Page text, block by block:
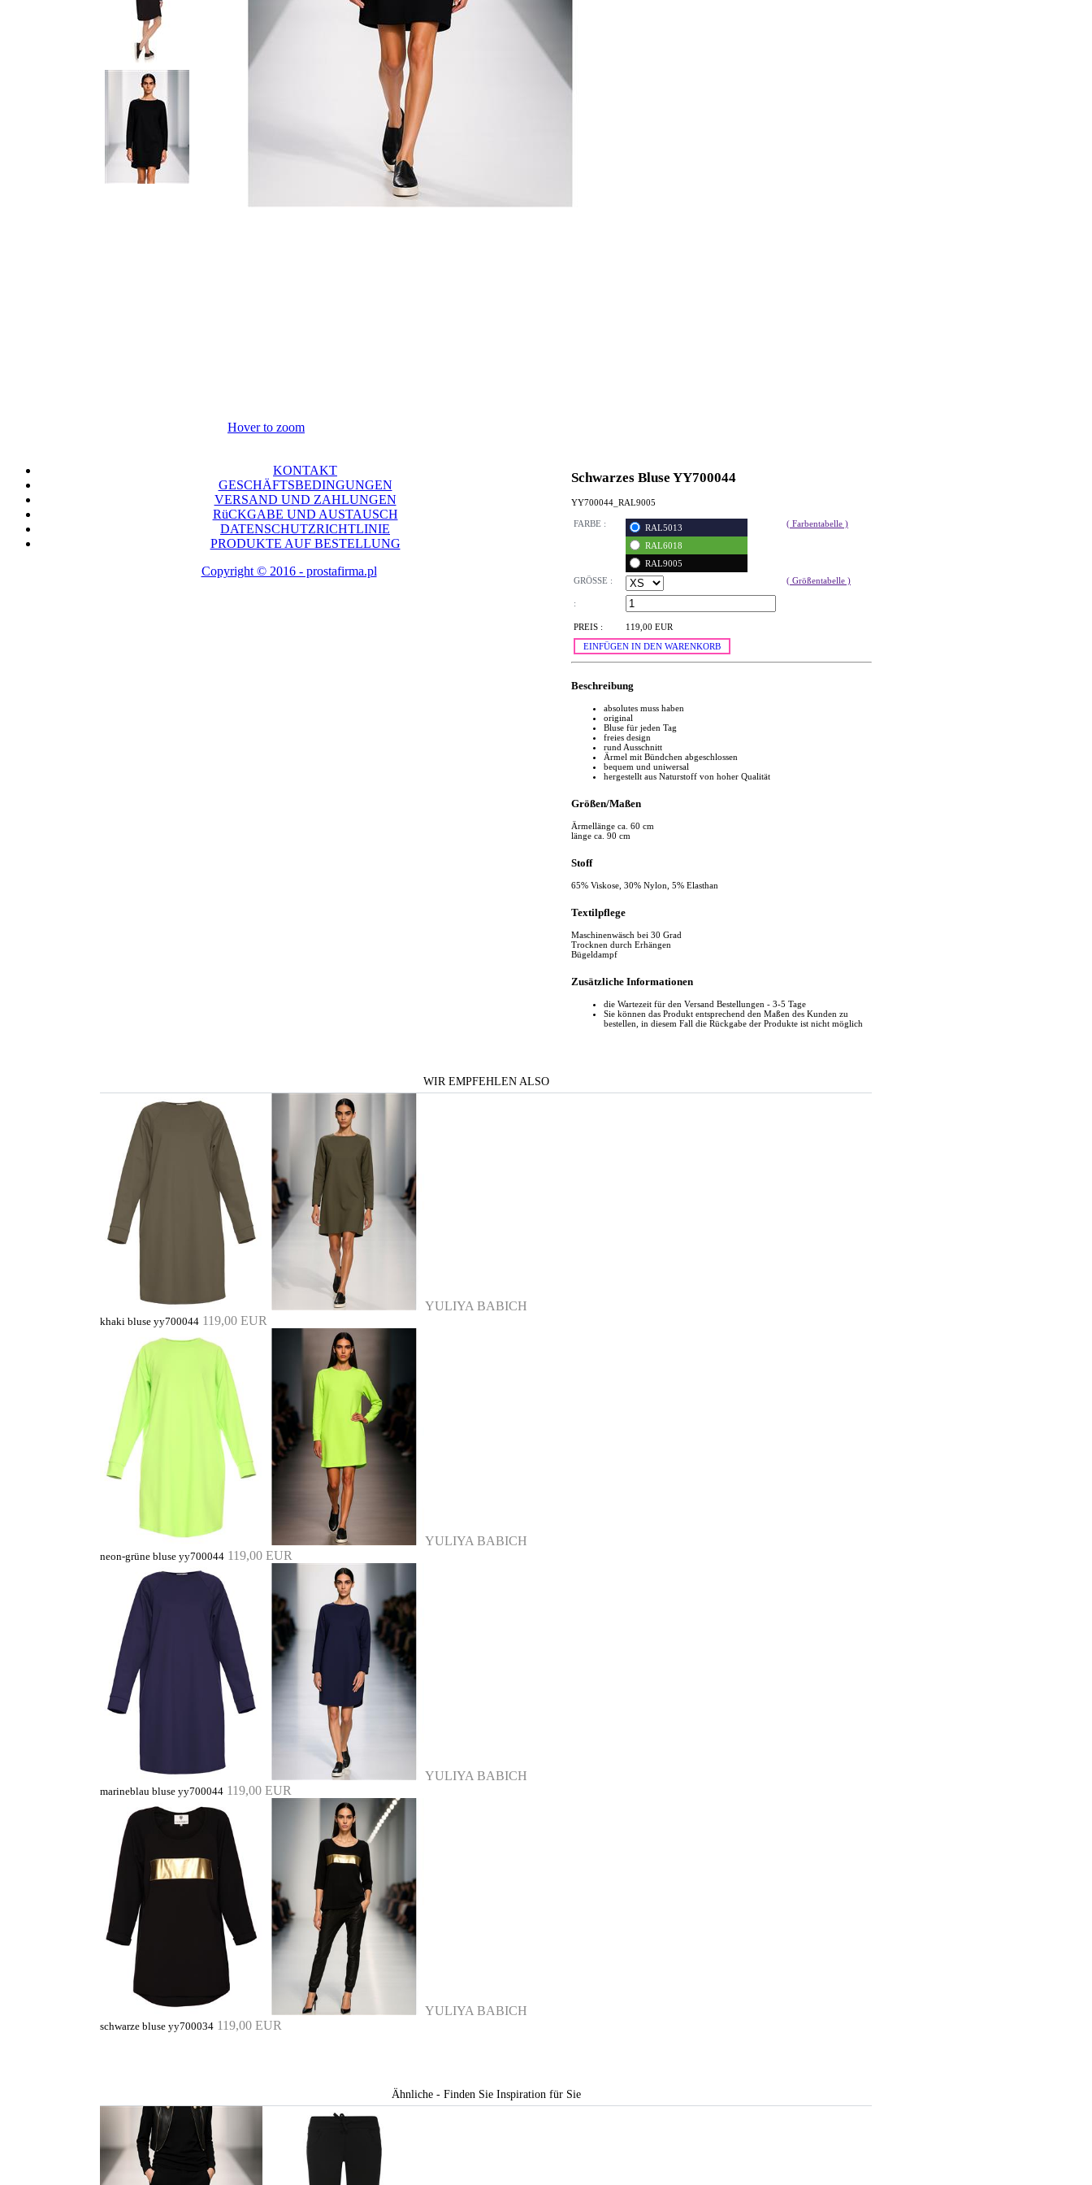
Hover to zoom
Schwarzes Bluse YY700044
YY700044_RAL9005
FARBE :
RAL5013
RAL6018
RAL9005
( Farbentabelle )
GRÖSSE : ( Größentabelle )
:
PREIS :
119,00 EUR
EINFÜGEN IN DEN WARENKORB
Beschreibung
absolutes muss haben
original
Bluse für jeden Tag
freies design
rund Ausschnitt
Ärmel mit Bündchen abgeschlossen
bequem und uniwersal
hergestellt aus Naturstoff von hoher Qualität
Größen/Maßen
Ärmellänge ca. 60 cm
länge ca. 90 cm
Stoff
65% Viskose, 30% Nylon, 5% Elasthan
Textilpflege
Maschinenwäsch bei 30 Grad
Trocknen durch Erhängen
Bügeldampf
Zusätzliche Informationen
die Wartezeit für den Versand Bestellungen - 3-5 Tage
Sie können das Produkt entsprechend den Maßen des Kunden zu
bestellen, in diesem Fall die Rückgabe der Produkte ist nicht möglich
WIR EMPFEHLEN ALSO
YULIYA BABICH
khaki bluse yy700044 119,00 EUR
YULIYA BABICH
neon-grüne bluse yy700044 119,00 EUR
YULIYA BABICH
marineblau bluse yy700044 119,00 EUR
YULIYA BABICH
schwarze bluse yy700034 119,00 EUR
Ähnliche - Finden Sie Inspiration für Sie
KONTAKT
GESCHÄFTSBEDINGUNGEN
VERSAND UND ZAHLUNGEN
RüCKGABE UND AUSTAUSCH
DATENSCHUTZRICHTLINIE
PRODUKTE AUF BESTELLUNG
Copyright © 2016 - prostafirma.pl